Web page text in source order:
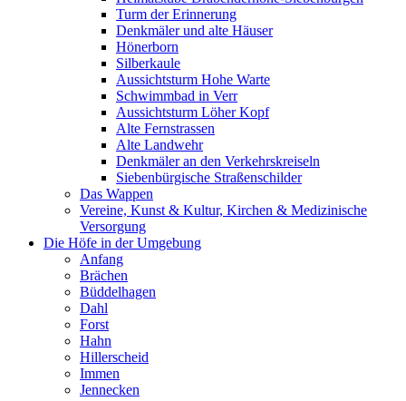
Turm der Erinnerung
Denkmäler und alte Häuser
Hönerborn
Silberkaule
Aussichtsturm Hohe Warte
Schwimmbad in Verr
Aussichtsturm Löher Kopf
Alte Fernstrassen
Alte Landwehr
Denkmäler an den Verkehrskreiseln
Siebenbürgische Straßenschilder
Das Wappen
Vereine, Kunst & Kultur, Kirchen & Medizinische
Versorgung
Die Höfe in der Umgebung
Anfang
Brächen
Büddelhagen
Dahl
Forst
Hahn
Hillerscheid
Immen
Jennecken